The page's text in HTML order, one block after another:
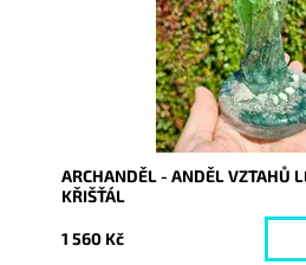
ARCHANDĚL - ANDĚL VZTAHŮ
KŘIŠŤÁL
1 560 Kč